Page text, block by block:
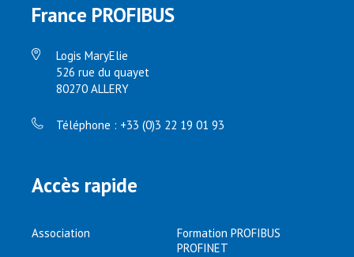
France PROFIBUS
Logis MaryElie
526 rue du quayet
80270 ALLERY
Téléphone : +33 (0)3 22 19 01 93
Accès rapide
Association
Formation PROFIBUS
PROFINET